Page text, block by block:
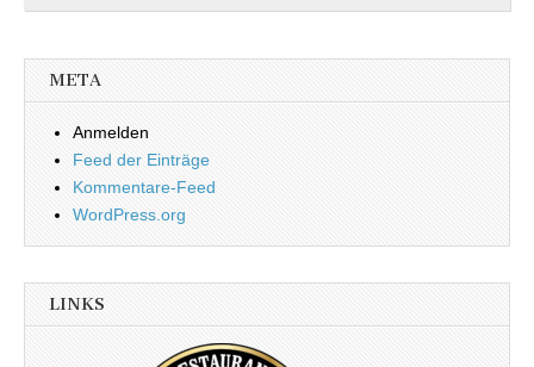
META
Anmelden
Feed der Einträge
Kommentare-Feed
WordPress.org
LINKS